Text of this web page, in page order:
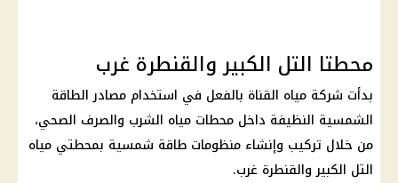
محطتا التل الكبير والقنطرة غرب
بدأت شركة مياه القناة بالفعل في استخدام مصادر الطاقة
الشمسية النظيفة داخل محطات مياه الشرب والصرف الصحي،
من خلال تركيب وإنشاء منظومات طاقة شمسية بمحطتي مياه
التل الكبير والقنطرة غرب.